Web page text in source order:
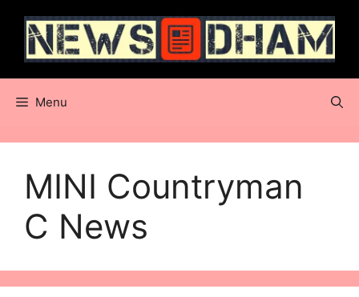
content
Menu
MINI Countryman
C News